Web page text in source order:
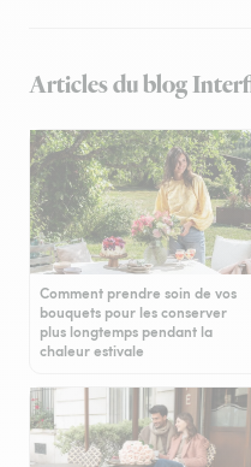
Articles du blog
Comment prendre soin de vos
bouquets pour les conserver
plus longtemps pendant la
chaleur estivale